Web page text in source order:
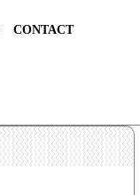
CONTACT